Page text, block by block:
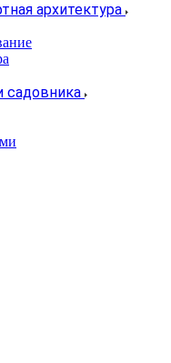
архитектура
садовника